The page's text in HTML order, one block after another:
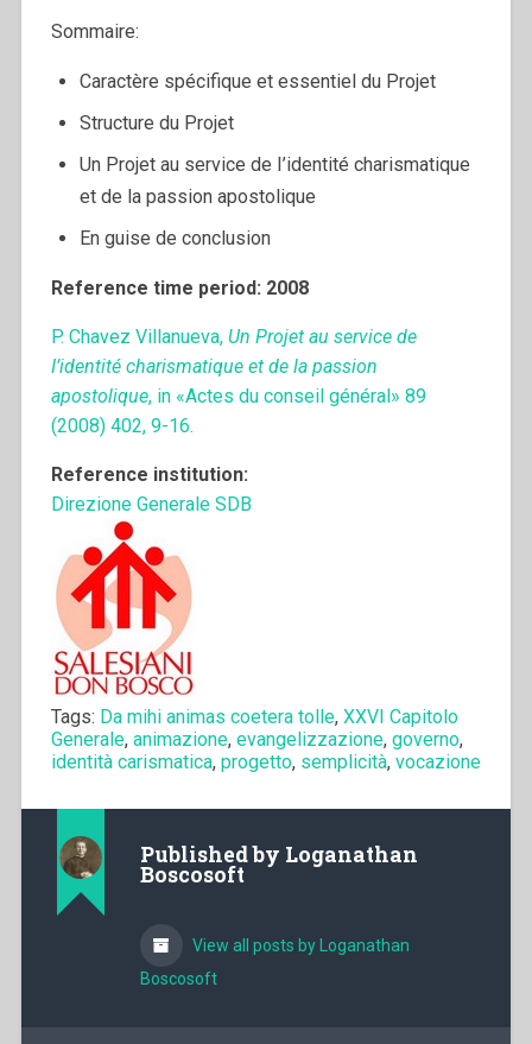
Sommaire:
Caractère spécifique et essentiel du Projet
Structure du Projet
Un Projet au service de I’identité charismatique
et de la passion apostolique
En guise de conclusion
Reference time period: 2008
P. Chavez Villanueva, Un Projet au service de
I’identité charismatique et de la passion
apostolique, in «Actes du conseil général» 89
(2008) 402, 9-16.
Reference institution:
Direzione Generale SDB
Tags: Da mihi animas coetera tolle, XXVI Capitolo
Generale, animazione, evangelizzazione, governo,
identità carismatica, progetto, semplicità, vocazione
Published by Loganathan
Boscosoft
View all posts by Loganathan
Boscosoft